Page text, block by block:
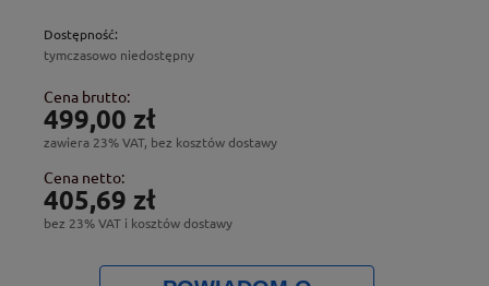
Dostępność:
tymczasowo niedostępny
Cena brutto:
499,00 zł
zawiera 23% VAT, bez kosztów dostawy
Cena netto:
405,69 zł
bez 23% VAT i kosztów dostawy